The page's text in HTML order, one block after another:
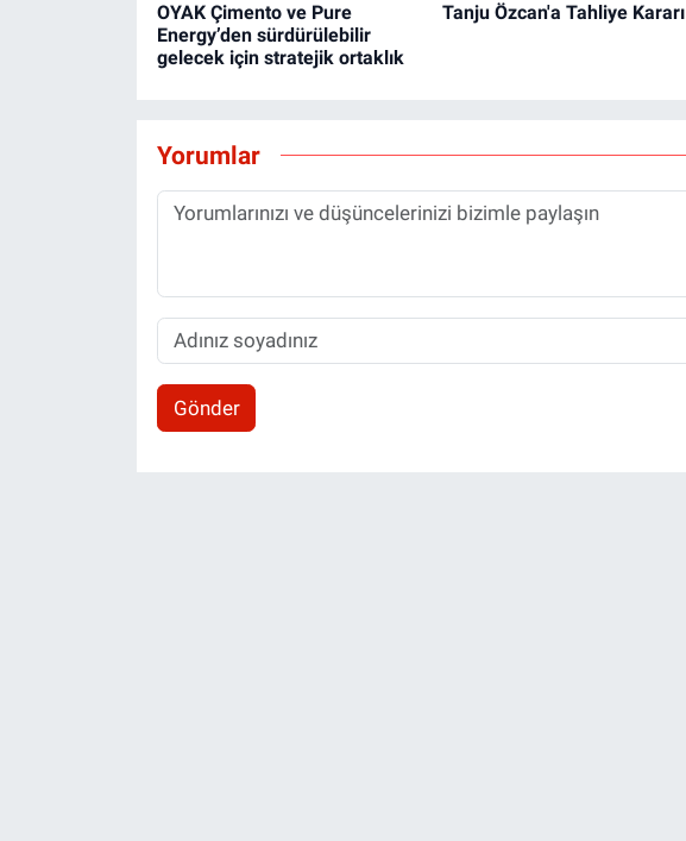
OYAK Çimento ve Pure
Energy’den sürdürülebilir
gelecek için stratejik ortaklık
Tanju Özcan'a Tahliye Kararı
Yorumlar
Gönder